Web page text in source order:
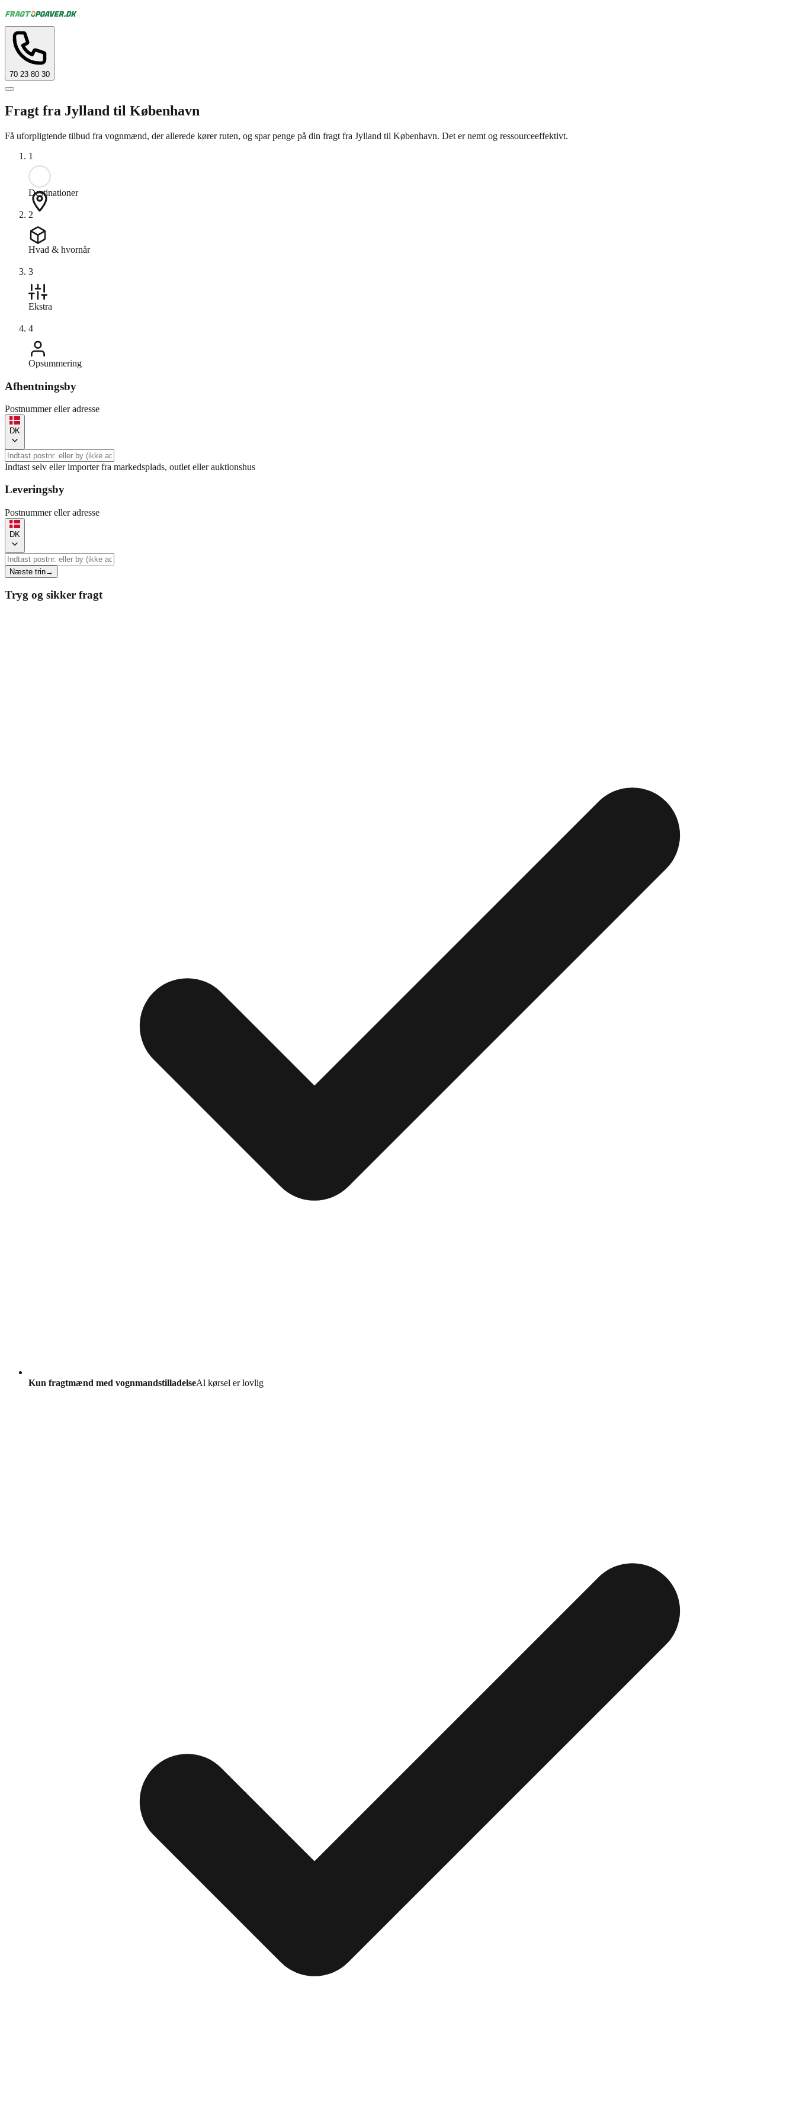
70 23 80 30
Fragt fra Jylland til København
Få uforpligtende tilbud fra vognmænd, der allerede kører ruten, og spar penge på din fragt fra Jylland til København. Det er nemt og ressourceeffektivt.
1
Destinationer
2
Hvad & hvornår
3
Ekstra
4
Opsummering
Afhentningsby
Postnummer eller adresse
DK
Indtast selv eller importer fra markedsplads, outlet eller auktionshus
Leveringsby
Postnummer eller adresse
DK
Næste trin→
Tryg og sikker fragt
Kun fragtmænd med vognmandstilladelseAl kørsel er lovlig